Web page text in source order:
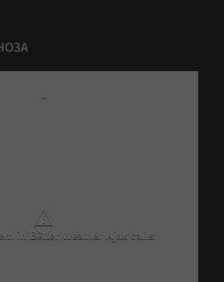
-
⚠
in Better Weather Ajax calls